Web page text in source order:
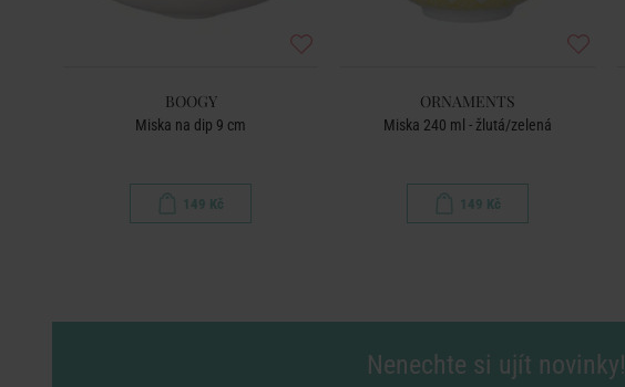
BOOGY
Miska na dip 9 cm
149 Kč
ORNAMENTS
Miska 240 ml - žlutá/zelená
149 Kč
Nenechte si ujít novinky!